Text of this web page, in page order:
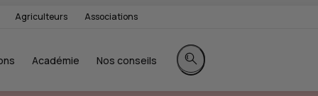
Agriculteurs Associations
Académie Nos conseils
Rechercher sur le site